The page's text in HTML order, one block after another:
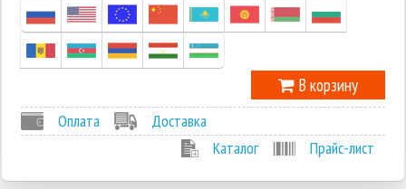
В корзину
Оплата
Доставка
Каталог
Прайс-лист